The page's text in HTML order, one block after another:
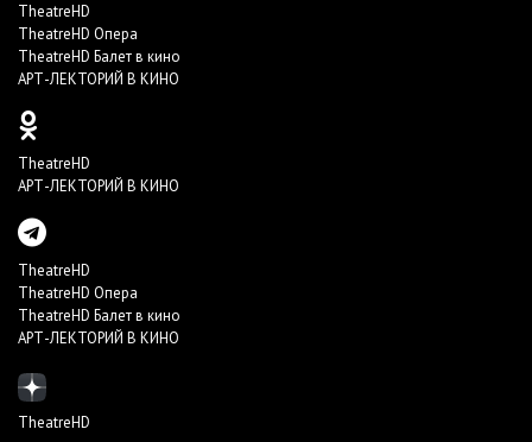
TheatreHD
TheatreHD Опера
TheatreHD Балет в кино
АРТ-ЛЕКТОРИЙ В КИНО
TheatreHD
АРТ-ЛЕКТОРИЙ В КИНО
TheatreHD
TheatreHD Опера
TheatreHD Балет в кино
АРТ-ЛЕКТОРИЙ В КИНО
TheatreHD